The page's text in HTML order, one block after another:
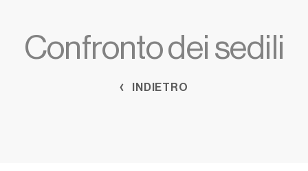
Confronto dei sedili
INDIETRO